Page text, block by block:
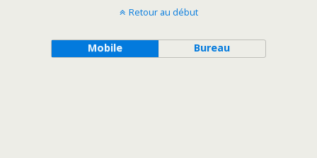
Retour au début
Mobile Bureau